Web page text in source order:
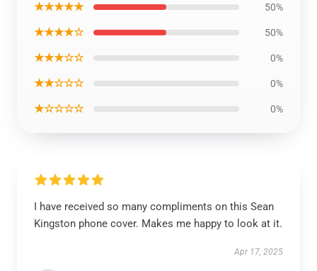
★★★★★ 50%
★★★★☆ 50%
★★★☆☆ 0%
★★☆☆☆ 0%
★☆☆☆☆ 0%
I have received so many compliments on this Sean
Kingston phone cover. Makes me happy to look at it.
Apr 17, 2025